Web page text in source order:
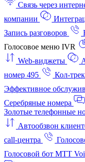
Связь через
компании
Запись разговоров
Голосовое меню IVR
Web-виджеты
номер 495
Кол-
Эффективное
Серебряные номера
Золотые телефонные
Автообзвон
call-центра
Голосовой бот МТТ